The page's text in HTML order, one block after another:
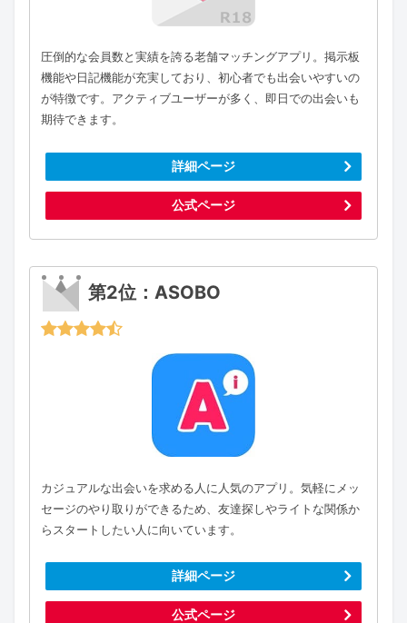
圧倒的な会員数と実績を誇る老舗マッチングアプリ。掲示板
機能や日記機能が充実しており、初心者でも出会いやすいの
が特徴です。アクティブユーザーが多く、即日での出会いも
期待できます。
詳細ページ
公式ページ
第2位：ASOBO
カジュアルな出会いを求める人に人気のアプリ。気軽にメッ
セージのやり取りができるため、友達探しやライトな関係か
らスタートしたい人に向いています。
詳細ページ
公式ページ